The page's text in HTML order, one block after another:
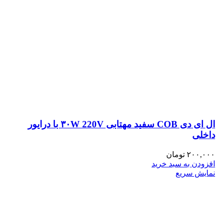
ال ای دی COB سفید مهتابی ۳۰W 220V با درایور
داخلی
۲۰۰,۰۰۰ تومان
افزودن به سبد خرید
نمایش سریع